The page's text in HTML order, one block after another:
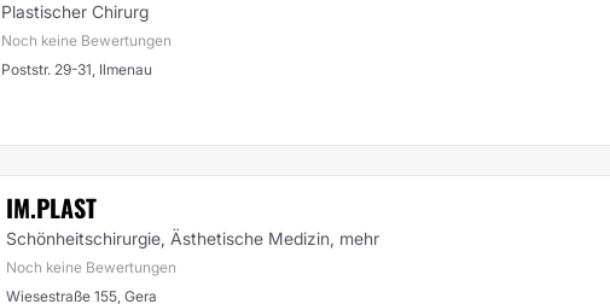
Plastischer Chirurg
Noch keine Bewertungen
Poststr. 29-31, Ilmenau
IM.PLAST
Schönheitschirurgie, Ästhetische Medizin, mehr
Noch keine Bewertungen
Wiesestraße 155, Gera